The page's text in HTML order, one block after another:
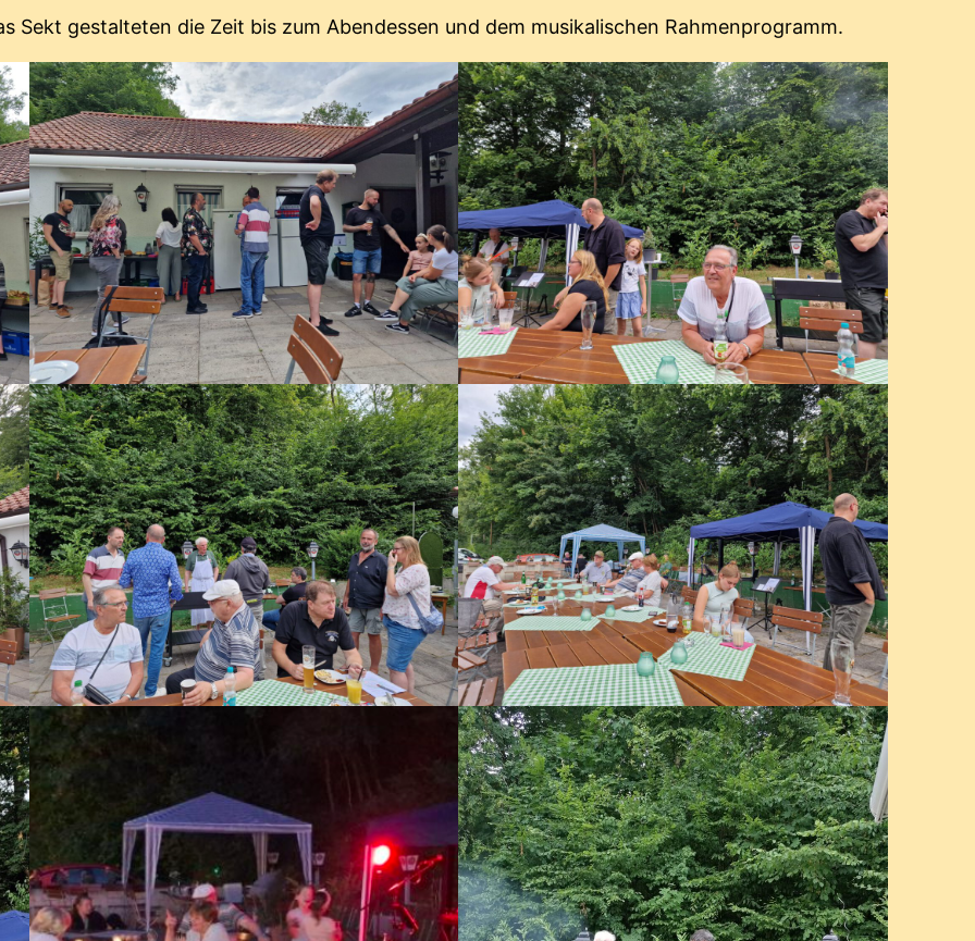
Sekt gestalteten die Zeit bis zum Abendessen und dem musikalischen Rahmenprogramm.